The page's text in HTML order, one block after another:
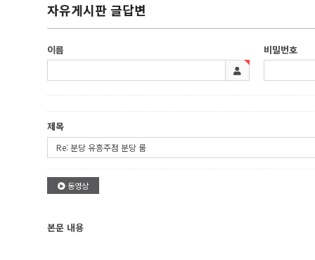
자유게시판 글답변
이름 비밀번호
제목
동영상
본문 내용